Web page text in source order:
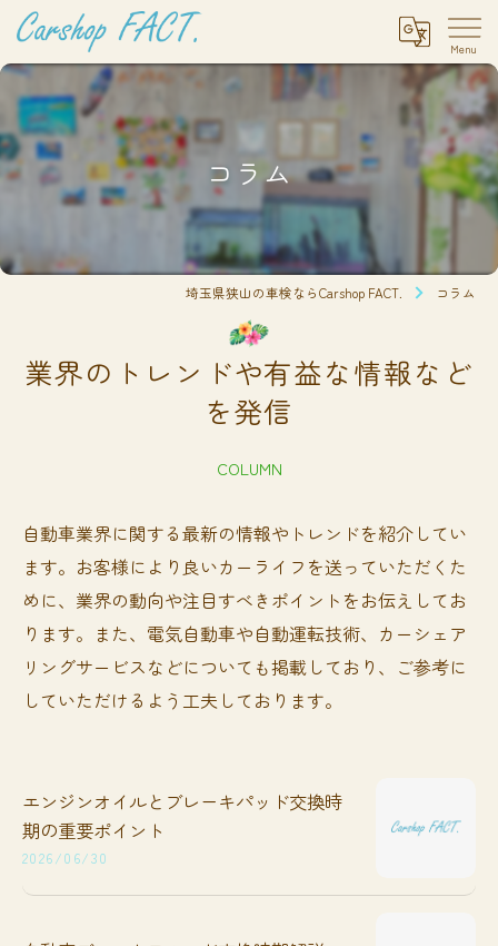
コラム
埼玉県狭山の車検ならCarshop FACT. コラム
業界のトレンドや有益な情報など
を発信
COLUMN
自動車業界に関する最新の情報やトレンドを紹介してい
ます。お客様により良いカーライフを送っていただくた
めに、業界の動向や注目すべきポイントをお伝えしてお
ります。また、電気自動車や自動運転技術、カーシェア
リングサービスなどについても掲載しており、ご参考に
していただけるよう工夫しております。
エンジンオイルとブレーキパッド交換時
期の重要ポイント
2026/06/30